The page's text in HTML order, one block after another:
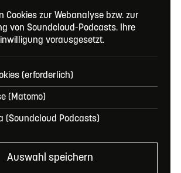
kaufen
Cookies zur Webanalyse bzw. zur
von Soundcloud-Podcasts. Ihre
vorausgesetzt.
(erforderlich)
(Matomo)
(Soundcloud Podcasts)
Auswahl speichern